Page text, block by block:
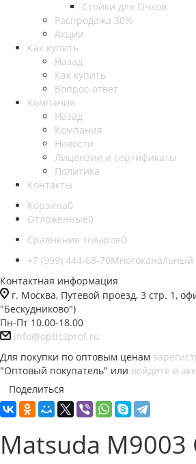
Стойки для Очков
Распродажа 30%
Акции
Как купить
Назад
Как купить
Вопрос-ответ
Компания
Назад
Компания
Новости
Лицензии и сертификаты
Политика
Контакты
Корзина0
Отложенные0
Сравнение товаров0
+7 (999) 444-68-70Многоканальный
Контактная информация
г. Москва, Путевой проезд, 3 стр. 1,
"Бескудниково")
Пн-Пт 10.00-18.00
info@opticsprof.ru
Для покупки по оптовым ценам
"Оптовый покупатель" или войдите в
Поделиться
Matsuda M9003